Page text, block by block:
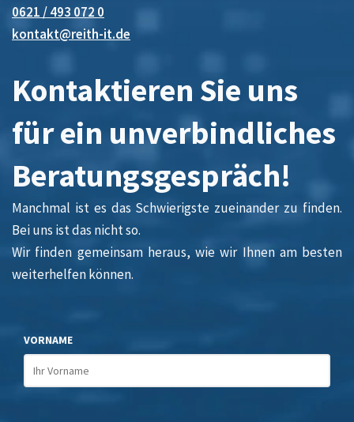
0621 / 493 072 0
kontakt@reith-it.de
Kontaktieren Sie uns
für ein unverbindliches
Beratungsgespräch!
Manchmal ist es das Schwierigste zueinander zu finden.
Bei uns ist das nicht so.
Wir finden gemeinsam heraus, wie wir Ihnen am besten
weiterhelfen können.
VORNAME